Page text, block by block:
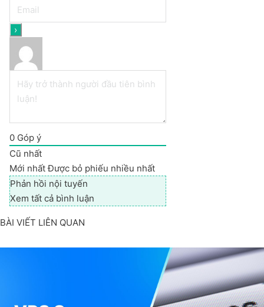
0 Góp ý
Cũ nhất
Mới nhất Được bỏ phiếu nhiều nhất
Phản hồi nội tuyến
Xem tất cả bình luận
BÀI VIẾT LIÊN QUAN